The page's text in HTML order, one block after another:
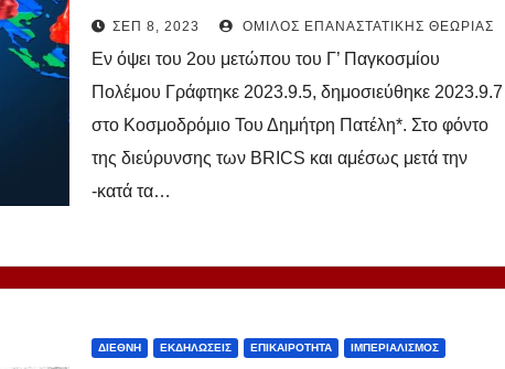
ΣΕΠ 8, 2023 ΌΜΙΛΟΣ ΕΠΑΝΑΣΤΑΤΙΚΉΣ ΘΕΩΡΊΑΣ
Εν όψει του 2ου μετώπου του Γ’ Παγκοσμίου
Πολέμου Γράφτηκε 2023.9.5, δημοσιεύθηκε 2023.9.7
στο Κοσμοδρόμιο Του Δημήτρη Πατέλη*. Στο φόντο
της διεύρυνσης των BRICS και αμέσως μετά την
-κατά τα…
ΔΙΕΘΝΉ ΕΚΔΗΛΏΣΕΙΣ ΕΠΙΚΑΙΡΌΤΗΤΑ ΙΜΠΕΡΙΑΛΙΣΜΌΣ